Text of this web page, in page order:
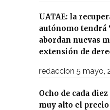
UATAE: la
autónomo tendrá
abordan nuevas
extensión de
redaccion 5 mayo,
Ocho de cada
muy alto el